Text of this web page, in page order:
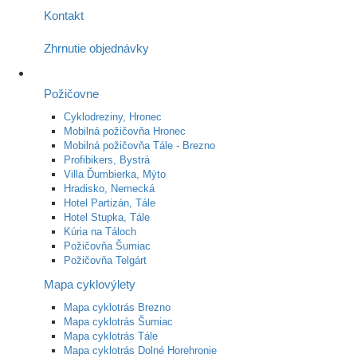
Kontakt
Zhrnutie objednávky
Požičovne
Cyklodreziny, Hronec
Mobilná požičovňa Hronec
Mobilná požičovňa Tále - Brezno
Profibikers, Bystrá
Villa Ďumbierka, Mýto
Hradisko, Nemecká
Hotel Partizán, Tále
Hotel Stupka, Tále
Kúria na Táloch
Požičovňa Šumiac
Požičovňa Telgárt
Mapa cyklovýlety
Mapa cyklotrás Brezno
Mapa cyklotrás Šumiac
Mapa cyklotrás Tále
Mapa cyklotrás Dolné Horehronie